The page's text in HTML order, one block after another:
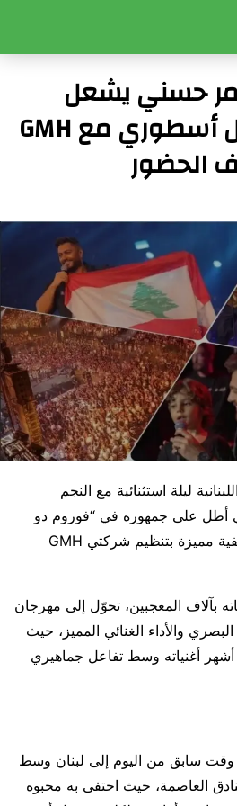
حسني يشعل
بيروت في حفل أسطوري مع GMH
ليلة استثنائية مع النجم
أطل على جمهوره في “فوروم دو
بيروت” ضمن فعاليات صيفية مميزة بتنظيم شركتي GMH
بآلاف المعجبين، تحوّل إلى مهرجان
والأداء الغنائي المميز، حيث
أغنياته وسط تفاعل جماهيري
سابق من اليوم إلى لبنان وسط
العاصمة، حيث احتفى به محبوه